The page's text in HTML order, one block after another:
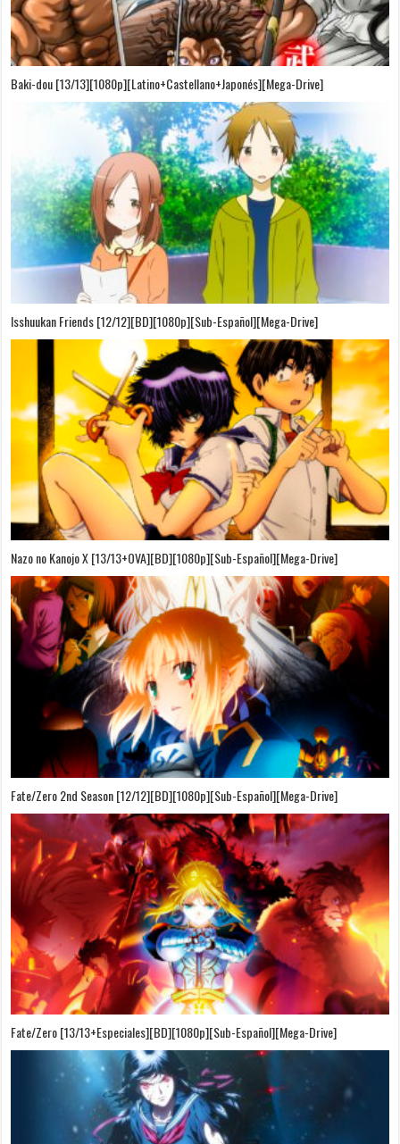
Baki-dou [13/13][1080p][Latino+Castellano+Japonés][Mega-Drive]
Isshuukan Friends [12/12][BD][1080p][Sub-Español][Mega-Drive]
Nazo no Kanojo X [13/13+OVA][BD][1080p][Sub-Español][Mega-Drive]
Fate/Zero 2nd Season [12/12][BD][1080p][Sub-Español][Mega-Drive]
Fate/Zero [13/13+Especiales][BD][1080p][Sub-Español][Mega-Drive]